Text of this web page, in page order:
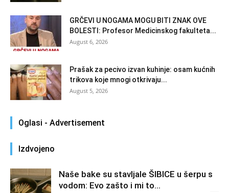
GRČEVI U NOGAMA MOGU BITI ZNAK OVE
BOLESTI: Profesor Medicinskog fakulteta...
August 6, 2026
Prašak za pecivo izvan kuhinje: osam kućnih
trikova koje mnogi otkrivaju...
August 5, 2026
Oglasi - Advertisement
Izdvojeno
Naše bake su stavljale ŠIBICE u šerpu s
vodom: Evo zašto i mi to...